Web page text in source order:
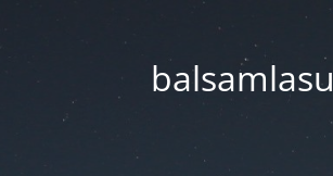
balsamlasu